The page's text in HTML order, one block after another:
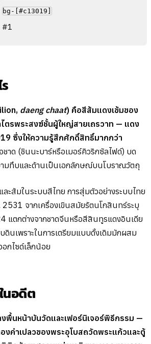
bg-[#c13019]
#1
daeng chaat) คือสีส้มแดงเข้มของ
ตรพระสงฆ์ชั้นผู้ใหญ่สายเถรวาท — แดง
ซึ่งให้ความรู้สึกศักดิ์สิทธิ์มากกว่า
ชาด (ชินนะบาร์หรือเมอร์คิวริกซัลไฟด์) บด
มทึบและด้านเป็นเอกลักษณ์บนโบราณวัตถุ
ละส้มในระบบสีไทย การสุ่มตัวอย่างระบบไทย
จากเครื่องเขินสมัยรัตนโกสินทร์ระบุ
แตกต่างจากชาดจีนหรือสีสินทูรแดงอินเดีย
นเพราะในการเตรียมแบบดั้งเดิมมักผสม
อกไซด์เล็กน้อย
นอดีต
พื้นหน้าบันวัดและเฟอร์นิเจอร์พิธีกรรม —
งคำเปลวของพระอุโบสถวัดพระแก้วและตู้